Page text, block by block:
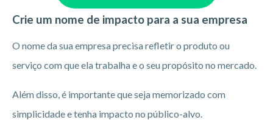
Crie um nome de impacto para a sua empresa
O nome da sua empresa precisa refletir o produto ou
serviço com que ela trabalha e o seu propósito no mercado.
Além disso, é importante que seja memorizado com
simplicidade e tenha impacto no público-alvo.